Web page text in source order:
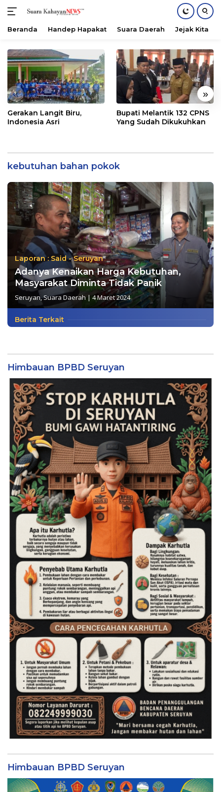
konten
Beranda Handep Hapakat Suara Daerah Jejak Kita
« »
Gerakan Langit Biru,
Indonesia Asri
Bupati Melantik 132 CPNS
Yang Sudah Dikukuhkan
kebutuhan bahan pokok
Laporan : Said - Seruyan
Adanya Kenaikan Harga Kebutuhan,
Masyarakat Diminta Tidak Panik
Seruyan,Suara Daerah | 4 Maret 2024
Berita Terkait
Himbauan BPBD Seruyan
Himbauan BPBD Seruyan